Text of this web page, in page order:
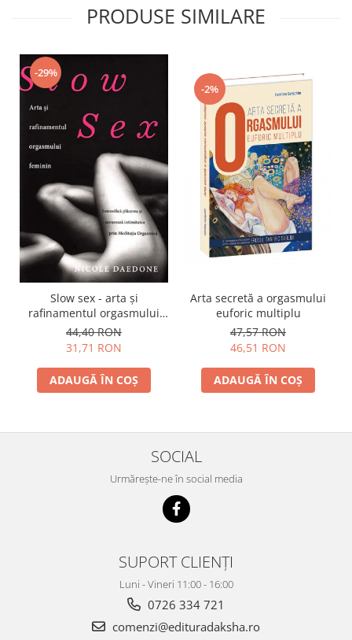
PRODUSE SIMILARE
-29%
Slow sex - arta şi
rafinamentul orgasmului
feminin
44,40 RON
31,71 RON
ADAUGĂ ÎN COȘ
-2%
Arta secretă a orgasmului
euforic multiplu
47,57 RON
46,51 RON
ADAUGĂ ÎN COȘ
SOCIAL
Urmărește-ne în social media
SUPORT CLIENȚI
Luni - Vineri 11:00 - 16:00
0726 334 721
comenzi@edituradaksha.ro